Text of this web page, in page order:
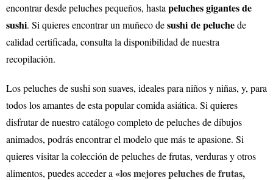
encontrar desde peluches pequeños, hasta peluches gigantes de
sushi. Si quieres encontrar un muñeco desushi de peluchede
calidad certificada, consulta la disponibilidad de nuestra
recopilación.
Los peluches de sushi son suaves, ideales para niños y niñas, y, para
todos los amantes de esta popular comida asiática. Si quieres
disfrutar de nuestro catálogo completo de peluches de dibujos
animados, podrás encontrar el modelo que más te apasione. Si
quieres visitar la colección de peluches de frutas, verduras y otros
alimentos, puedes acceder a «los mejores peluches de frutas,